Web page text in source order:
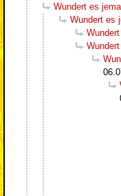
Wundert es
Wundert es